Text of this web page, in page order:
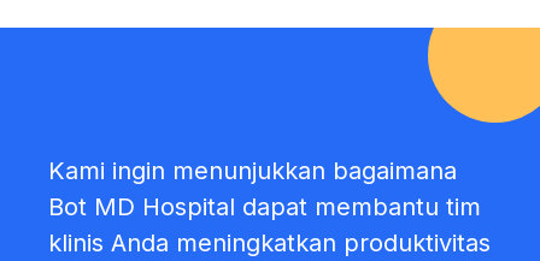
Kami ingin menunjukkan bagaimana
Bot MD Hospital dapat membantu tim
klinis Anda meningkatkan produktivitas